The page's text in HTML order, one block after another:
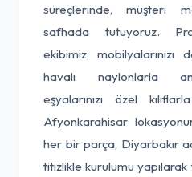
süreçlerinde, müşteri
safhada tutuyoruz.
ekibimiz,
havalı naylonlarla
eşyalarınızı özel
Afyonkarahisar
her bir parça, Diyarbakır
titizlikle kurulumu